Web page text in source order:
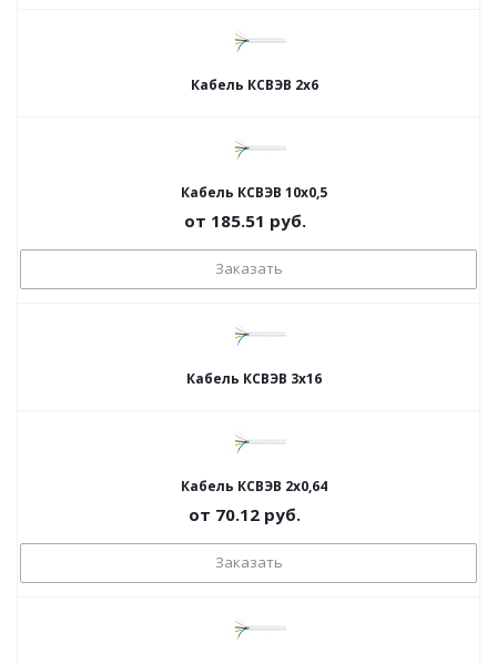
Кабель КСВЭВ 2х6
Кабель КСВЭВ 10х0,5
от 185.51 руб.
Заказать
Кабель КСВЭВ 3х16
Кабель КСВЭВ 2х0,64
от 70.12 руб.
Заказать